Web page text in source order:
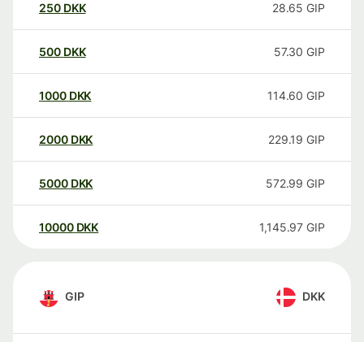
250 DKK 28.65 GIP
500 DKK 57.30 GIP
1000 DKK 114.60 GIP
2000 DKK 229.19 GIP
5000 DKK 572.99 GIP
10000 DKK 1,145.97 GIP
GIP DKK